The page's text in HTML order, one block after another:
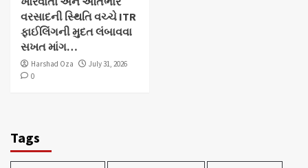
વરસાદની સ્થિતિ વચ્ચે ITR
ફાઈલિંગની મુદત લંબાવવા
સખત માંગ…
Harshad Oza
July 31, 2026
0
Tags